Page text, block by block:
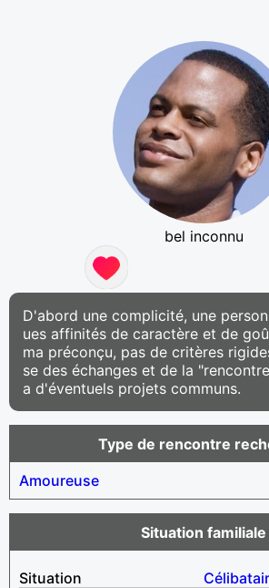
bel inconnu
D'abord une complicité, une
ues affinités de caractère et de
ma préconçu, pas de critères
se des échanges et de la
a d'éventuels projets communs.
Type de rencontre
Amoureuse
Situation familiale
Situation